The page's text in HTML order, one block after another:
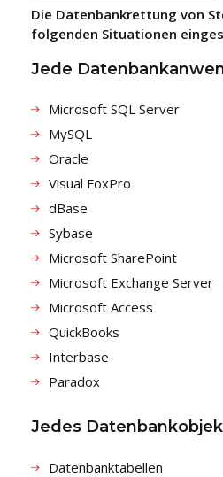
Die Datenbankrettung von
folgenden Situationen
Jede
Microsoft SQL Server
MySQL
Oracle
Visual FoxPro
dBase
Sybase
Microsoft SharePoint
Microsoft Exchange Server
Microsoft Access
QuickBooks
Interbase
Paradox
Jedes
Datenbanktabellen